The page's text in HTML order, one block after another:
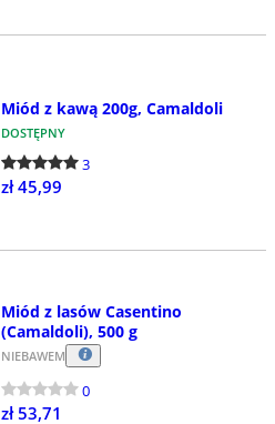
Miód z kawą 200g, Camaldoli
DOSTĘPNY
3
zł 45,99
Miód z lasów Casentino
(Camaldoli), 500 g
NIEBAWEM
0
zł 53,71